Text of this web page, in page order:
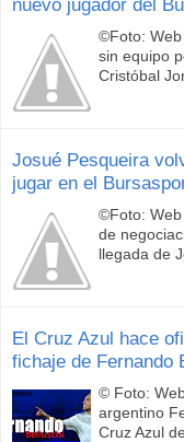
nuevo jugador del
©Foto: Web
sin equipo
Cristóbal
Josué Pesqueira
jugar en el
©Foto:
de
llegada de
El Cruz Azul hace
fichaje de Fernando
© Foto:
argentino
Cruz Azul